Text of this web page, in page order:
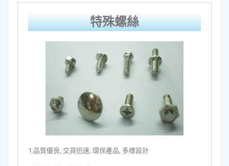
特殊螺絲
1.品質優良, 交貨迅速, 環保產品, 多樣設計